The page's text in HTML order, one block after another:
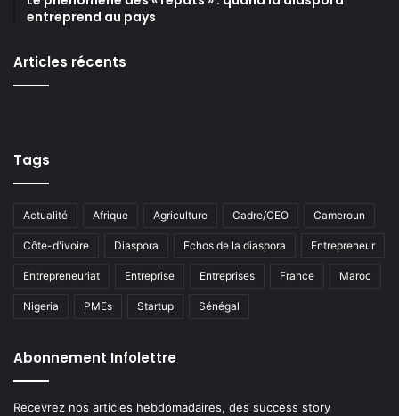
entreprend au pays
Articles récents
Tags
Actualité Afrique Agriculture Cadre/CEO Cameroun
Côte-d'ivoire Diaspora Echos de la diaspora Entrepreneur
Entrepreneuriat Entreprise Entreprises France Maroc
Nigeria PMEs Startup Sénégal
Abonnement Infolettre
Recevrez nos articles hebdomadaires, des success story